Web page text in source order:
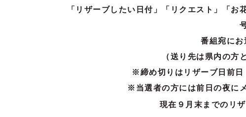
「リザーブしたい日付」「リクエスト」
「お
番組宛にお
（送り先は県内の方
※締め切りはリザーブ日前
※当選者の方には前日の夜に
現在９ 月末までのリ